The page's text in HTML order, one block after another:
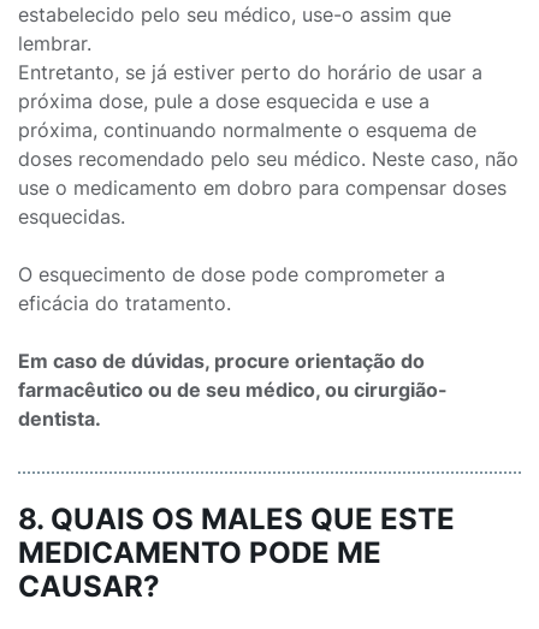
estabelecido pelo seu médico, use-o assim que
lembrar.
Entretanto, se já estiver perto do horário de usar a
próxima dose, pule a dose esquecida e use a
próxima, continuando normalmente o esquema de
doses recomendado pelo seu médico. Neste caso, não
use o medicamento em dobro para compensar doses
esquecidas.
O esquecimento de dose pode comprometer a
eficácia do tratamento.
Em caso de dúvidas, procure orientação do
farmacêutico ou de seu médico, ou cirurgião-
dentista.
8. QUAIS OS MALES QUE ESTE
MEDICAMENTO PODE ME
CAUSAR?